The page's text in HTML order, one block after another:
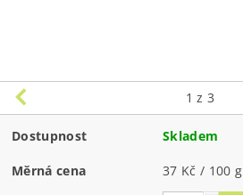
1 z 3
Dostupnost Skladem
Měrná cena 37 Kč / 100 g